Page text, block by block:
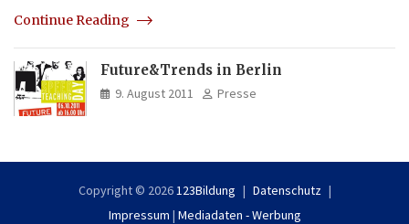
Continue Reading
Future&Trends in Berlin
9. August 2011 Presse
Copyright © 2026 123Bildung
Datenschutz
Impressum | Mediadaten - Werbung